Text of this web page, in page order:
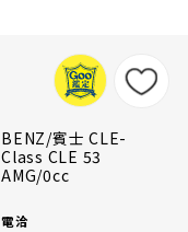
BENZ/賓士 CLE-
Class CLE 53
AMG/0cc
電洽